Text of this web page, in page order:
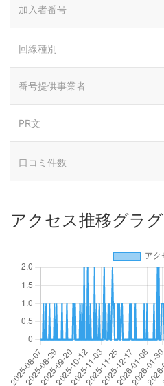
加入者番号
回線種別
番号提供事業者
PR文
口コミ件数
アクセス推移グラグ